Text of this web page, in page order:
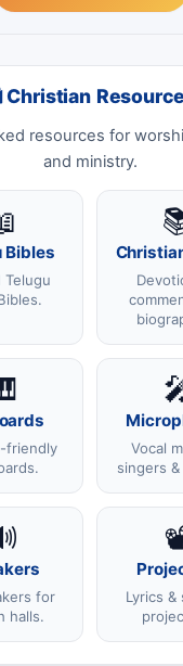
resources for
and ministry.
Bibles
Telugu
friendly
Vocal
singers
for
halls.
Lyrics &